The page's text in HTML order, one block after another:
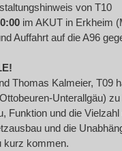
von T10
im AKUT in Erkheim
Auffahrt auf die A96
Thomas Kalmeier, T09
Unterallgäu)
Funktion und die
und die
kurz kommen.